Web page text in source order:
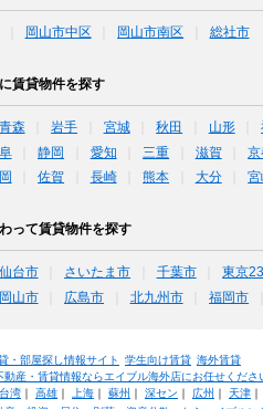
岡山市中区 岡山市南区 総社市
賃貸物件を探す
青森 岩手 宮城 秋田 山形
静岡 愛知 三重 滋賀 京
佐賀 長崎 熊本 大分 宮
って賃貸物件を探す
仙台市 さいたま市 千葉市 東京
岡山市 広島市 北九州市 福岡市
・部屋探し情報サイト 学生向け賃貸 海外賃貸
動産・賃貸情報ならエイブル海外店にお任せくださ
台湾｜ 高雄｜ 上海｜ 蘇州 ｜ 深セン ｜ 広州 ｜ 天津｜